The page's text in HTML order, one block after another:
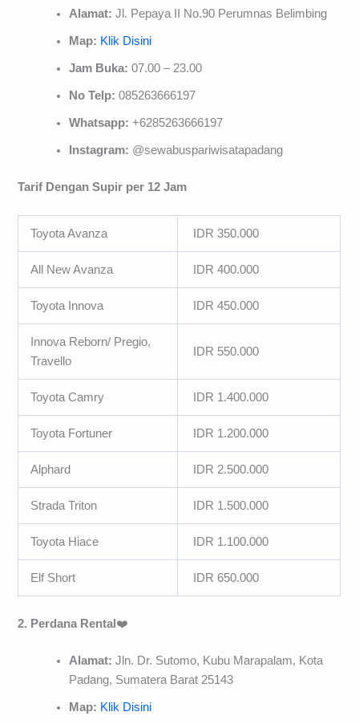
Alamat: Jl. Pepaya II No.90 Perumnas Belimbing
Map: Klik Disini
Jam Buka: 07.00 – 23.00
No Telp: 085263666197
Whatsapp: +6285263666197
Instagram: @sewabuspariwisatapadang
Tarif Dengan Supir per 12 Jam
Toyota Avanza IDR 350.000
All New Avanza IDR 400.000
Toyota Innova IDR 450.000
Innova Reborn/ Pregio,
Travello
IDR 550.000
Toyota Camry IDR 1.400.000
Toyota Fortuner IDR 1.200.000
Alphard IDR 2.500.000
Strada Triton IDR 1.500.000
Toyota Hiace IDR 1.100.000
Elf Short IDR 650.000
2. Perdana Rental ❤️
Alamat:Jln. Dr. Sutomo, Kubu Marapalam, Kota
Padang, Sumatera Barat 25143
Map: Klik Disini